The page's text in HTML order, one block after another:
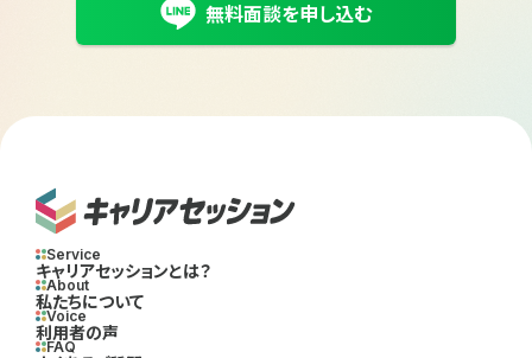
無料面談を申し込む
Service
キャリアセッションとは？
About
私たちについて
Voice
利用者の声
FAQ